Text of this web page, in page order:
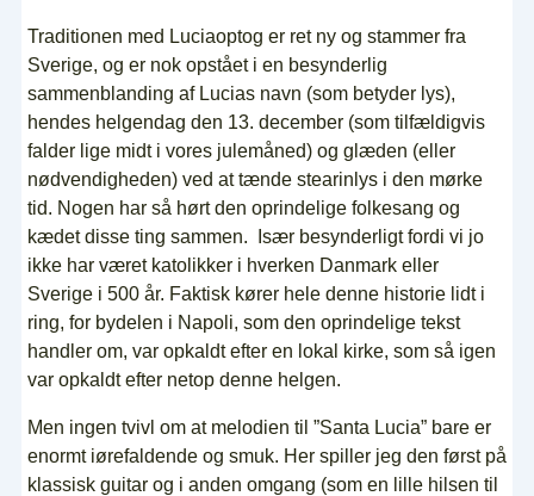
Traditionen med Luciaoptog er ret ny og stammer fra
Sverige, og er nok opstået i en besynderlig
sammenblanding af Lucias navn (som betyder lys),
hendes helgendag den 13. december (som tilfældigvis
falder lige midt i vores julemåned) og glæden (eller
nødvendigheden) ved at tænde stearinlys i den mørke
tid. Nogen har så hørt den oprindelige folkesang og
kædet disse ting sammen. Især besynderligt fordi vi jo
ikke har været katolikker i hverken Danmark eller
Sverige i 500 år. Faktisk kører hele denne historie lidt i
ring, for bydelen i Napoli, som den oprindelige tekst
handler om, var opkaldt efter en lokal kirke, som så igen
var opkaldt efter netop denne helgen.
Men ingen tvivl om at melodien til ”Santa Lucia” bare er
enormt iørefaldende og smuk. Her spiller jeg den først på
klassisk guitar og i anden omgang (som en lille hilsen til